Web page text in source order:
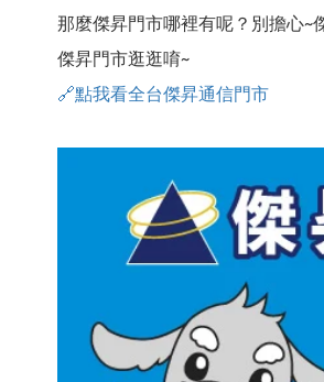
那麼傑昇門市哪裡有呢？別擔心~
傑昇門市逛逛唷~
🔗點我看全台傑昇通信門市